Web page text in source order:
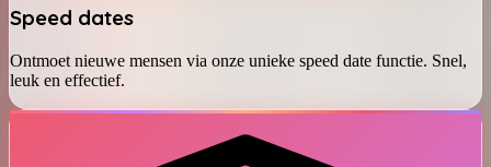
Speed dates
Ontmoet nieuwe mensen via onze unieke speed date functie. Snel,
leuk en effectief.